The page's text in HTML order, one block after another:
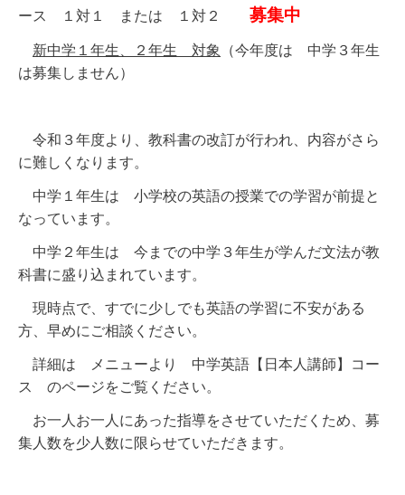
ース １対１ または １対２ 募集中
新中学１年生、２年生 対象
（今年度は 中学３年生
は募集しません）
令和３年度より、教科書の改訂が行われ、内容がさら
に難しくなります。
中学１年生は 小学校の英語の授業での学習が前提と
なっています。
中学２年生は 今までの中学３年生が学んだ文法が教
科書に盛り込まれています。
現時点で、すでに少しでも英語の学習に不安がある
方、早めにご相談ください。
詳細は メニューより 中学英語【日本人講師】コー
ス
のページをご覧ください。
お一人お一人にあった指導をさせていただくため、募
集人数を少人数に限らせていただきます。